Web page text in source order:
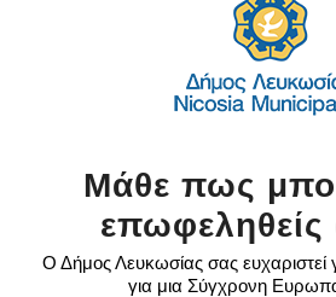
Μάθε πως
Ο Δήμος Λευκωσίας σας ευχαριστεί
για μια Σύγχρονη